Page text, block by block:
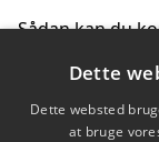
Sådan kan du
Hvordan
Dette
Dette websted
at bruge